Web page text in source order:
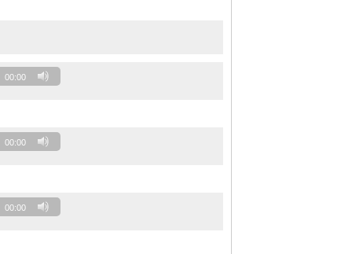
00:00
00:00
00:00